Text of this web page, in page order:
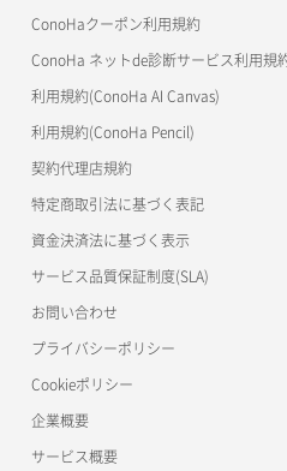
ラージオブジェクトアップロード(DLO)
一時的Web公開
Terraform
s3cmd
公開API(ConoHa VPS Ver.2.0)
ConoHaクーポン利用規約
ConoHa ネットde診断サービス利用規
利用規約(ConoHa AI Canvas)
利用規約(ConoHa Pencil)
契約代理店規約
特定商取引法に基づく表記
資金決済法に基づく表示
サービス品質保証制度(SLA)
お問い合わせ
プライバシーポリシー
Cookieポリシー
企業概要
サービス概要